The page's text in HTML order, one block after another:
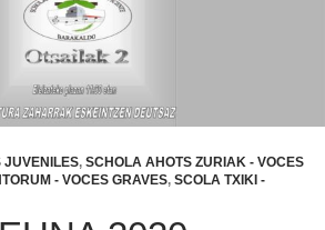
JUVENILES, SCHOLA AHOTS ZURIAK - VOCES
- VOCES GRAVES, SCOLA TXIKI -